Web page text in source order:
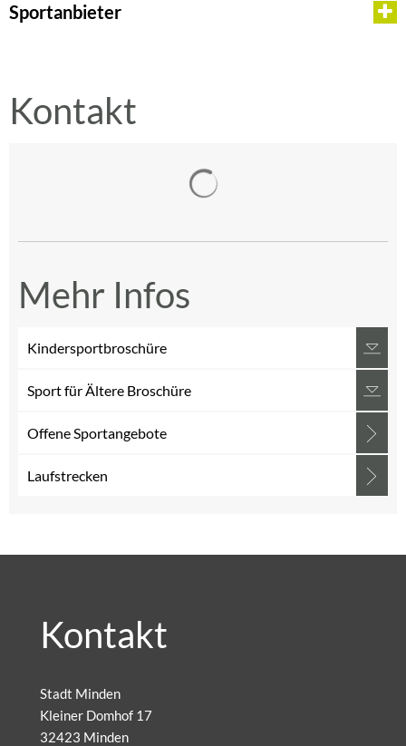
Sportanbieter
Kontakt
Mehr Infos
Kindersportbroschüre
Sport für Ältere Broschüre
Offene Sportangebote
Laufstrecken
Kontakt
Stadt Minden
Kleiner Domhof 17
32423 Minden